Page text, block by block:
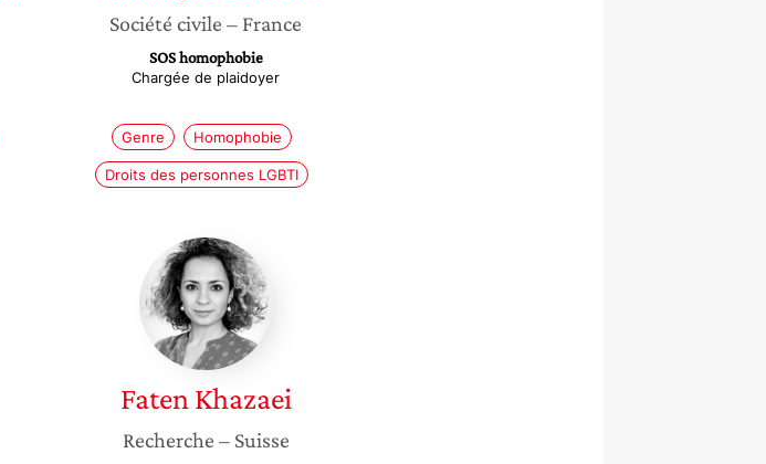
Société civile – France
SOS homophobie
Chargée de plaidoyer
Genre Homophobie
Droits des personnes LGBTI
Faten
Khazaei
Faten Khazaei
Recherche – Suisse